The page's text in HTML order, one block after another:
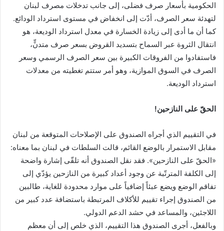
الحكومية بأسعار صرف فضلى، إلى جانب تدخلات مصرف لبنان
لتهدئة سعر الصرف، أدّت إلى انخفاض في مستوى استرداد الودائع.
كما أن ما أدى إلى زيادة الخسارة في معدل استرداد الوديعة، هو
انتقال الثروة عبر السماح بتسديد القروض بسعر صرف متدنٍّ،
فاستفادوا من الفروقات الكبيرة بين سعر الصرف الرسمي وسعر
الصرف في السوق الموازية، وهو أمر ستتم تغطيته من معدلات
استرداد الوديعة.
الحقّ على النازحين!
في التقييم الذي أجراه الصندوق على الإصلاحات المتوقعة من لبنان
مقابل الاستمرار بالوضع القائم، قالت السلطات في لبنان بما معناه:
«الحقّ على النازحين». فقد نقل الصندوق أنه تلقّى إشارة واضحة
إلى الكلفة المترتّبة عن وجود أعداد كبيرة من النازحين يؤدّي إلى
تفاقم الوضع ويضع عبئاً إضافياً على موارد محدودة للغاية، طالبين
من الصندوق إجراء تقييم للأكلاف المرتبطة باستضافة عدد كبير من
اللاجئين، والمساعد في حشد الدعم الدولي.
وبالفعل، أجرى الصندوق هذا التقييم، الذي خلص إلى أن معظم